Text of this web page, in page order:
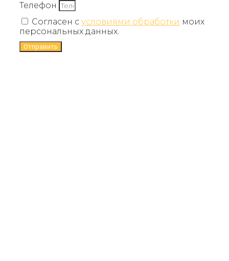
Телефон
Согласен с условиями обработки моих
персональных данных.
Отправить